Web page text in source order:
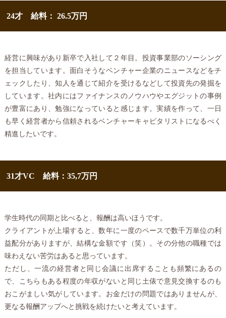
24才 給料： 26.5万円
経営に興味があり新卒で入社して２年目。投資事業部のソーシング
を担当しています。面白そうなベンチャー企業のニュースなどをチ
ェックしたり、知人を通じて紹介を受けるなどして投資先の発掘を
しています。社内にはファイナンスのノウハウやエグジットの事例
が豊富にあり、勉強になっていると感じます。実績を作って、一日
も早く経営者から信頼されるベンチャーキャピタリストになるべく
精進したいです。
31才VC 給料：35,7万円
学生時代の同期と比べると、報酬は高いほうです。
クライアントが上場すると、数年に一度のペースで数千万単位の利
益配分がありますが、結構な金額です（笑）。その分他の職種では
味わえない苦労はあると思っています。
ただし、一流の経営者と同じ会議に出席することも頻繁にあるの
で、こちらもある程度の年収がないと同じ土俵で意見交換するのも
おこがましい気がしています。お金だけの問題ではありませんが、
更なる報酬アップへと挑戦を続けたいと考えています。